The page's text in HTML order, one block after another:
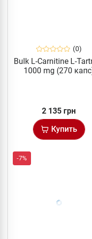
(0)
Bulk L-Carnitine L-
1000 mg (270
2 135 грн
Купить
-7%